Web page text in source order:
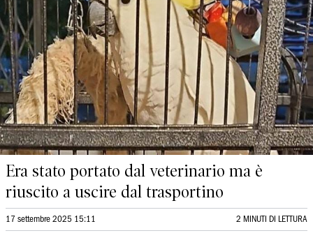
Era stato portato dal veterinario ma è
riuscito a uscire dal trasportino
17 settembre 2025 15:11 2 MINUTI DI LETTURA